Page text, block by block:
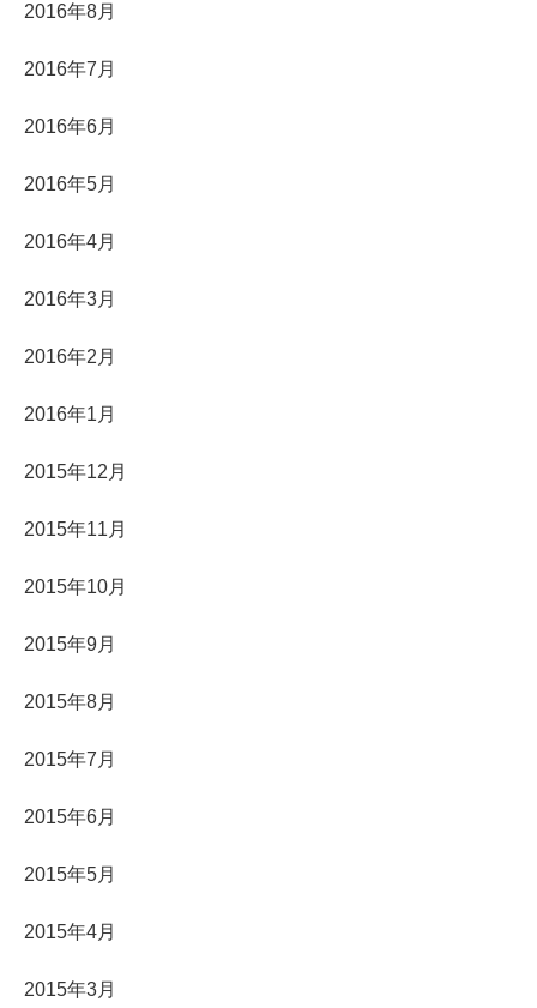
2016年8月
2016年7月
2016年6月
2016年5月
2016年4月
2016年3月
2016年2月
2016年1月
2015年12月
2015年11月
2015年10月
2015年9月
2015年8月
2015年7月
2015年6月
2015年5月
2015年4月
2015年3月